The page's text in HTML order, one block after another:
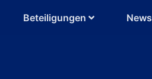
Beteiligungen News